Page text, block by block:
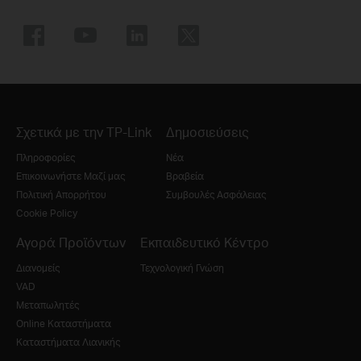
Σχετικά με την TP-Link
Πληροφορίες
Επικοινωνήστε Μαζί μας
Πολιτική Απορρήτου
Cookie Policy
Δημοσιεύσεις
Νέα
Βραβεία
Συμβουλές Ασφάλειας
Αγορά Προϊόντων
Διανομείς
VAD
Μεταπωλητές
Online Καταστήματα
Καταστήματα Λιανικής
Εκπαιδευτικό Κέντρο
Τεχνολογική Γνώση